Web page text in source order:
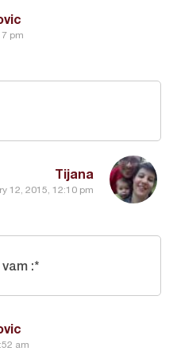
pm
Tijana
12, 2015, 12:10 pm
am
:*